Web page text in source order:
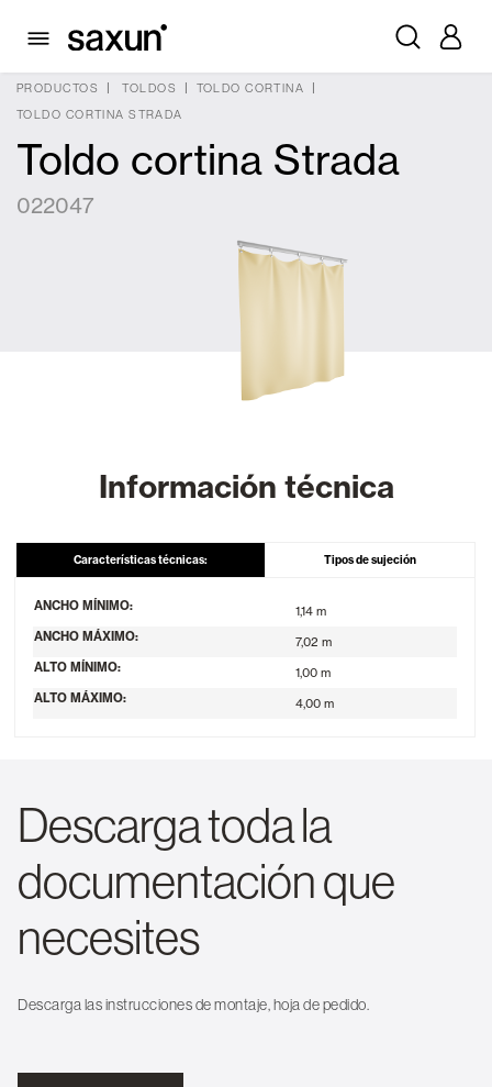
PRODUCTOS TOLDOS
TOLDO CORTINA
TOLDO CORTINA STRADA
Toldo cortina Strada
022047
Información técnica
Características técnicas: Tipos de sujeción
ANCHO MÍNIMO:
1,14 m
ANCHO MÁXIMO:
7,02 m
ALTO MÍNIMO:
1,00 m
ALTO MÁXIMO:
4,00 m
Descarga toda la
documentación que
necesites
Descarga las instrucciones de montaje, hoja de pedido.